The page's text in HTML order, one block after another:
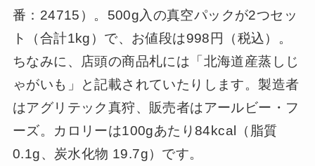
番：24715）。500g入の真空パックが2つセッ
ト（合計1kg）で、お値段は998円（税込）。
ちなみに、店頭の商品札には「北海道産蒸しじ
ゃがいも」と記載されていたりします。製造者
はアグリテック真狩、販売者はアールビー・フ
ーズ。カロリーは100gあたり84kcal（脂質
0.1g、炭水化物 19.7g）です。